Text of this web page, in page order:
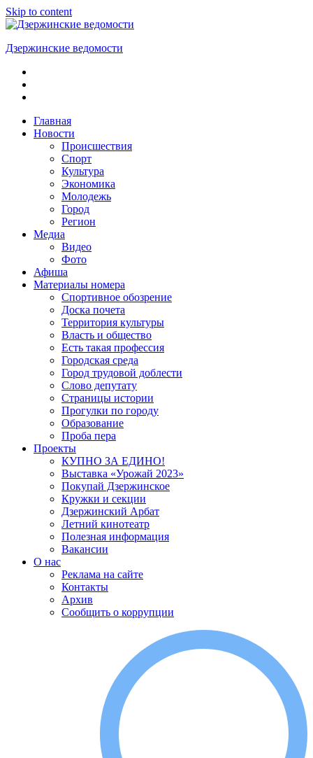
Skip to content
Дзержинские ведомости
ОБЩЕСТВЕННО-
ПОЛИТИЧЕСКАЯ
ГАЗЕТАГлавная
Новости
Происшествия
Спорт
Культура
Экономика
Молодежь
Город
Регион
Медиа
Видео
Фото
Афиша
Материалы номера
Спортивное обозрение
Доска почета
Территория культуры
Власть и общество
Есть такая профессия
Городская среда
Город трудовой доблести
Слово депутату
Страницы истории
Прогулки по городу
Образование
Проба пера
Проекты
КУПНО ЗА ЕДИНО!
Выставка «Урожай 2023»
Покупай Дзержинское
Кружки и секции
Дзержинский Арбат
Летний кинотеатр
Полезная информация
Вакансии
О нас
Реклама на сайте
Контакты
Архив
Сообщить о коррупции